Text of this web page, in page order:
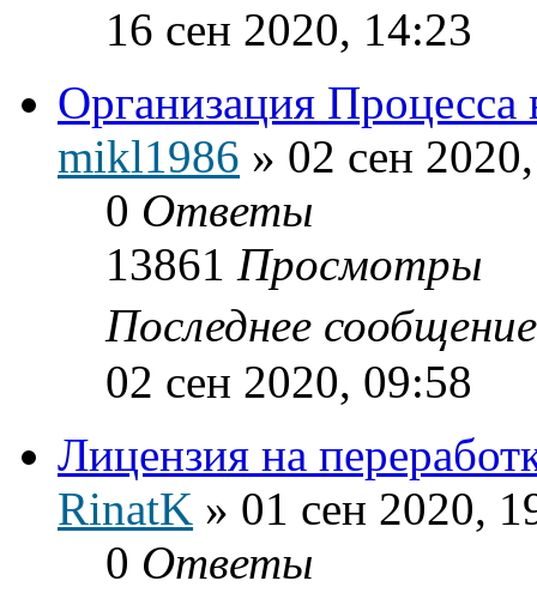
16 сен 2020, 14:23
Организация
mikl1986 » 02 сен
0 Ответы
13861 Просмотры
Последнее
02 сен 2020, 09:58
Лицензия на
RinatK » 01 сен 2020,
0 Ответы